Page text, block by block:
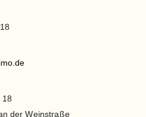
18
der Weinstraße